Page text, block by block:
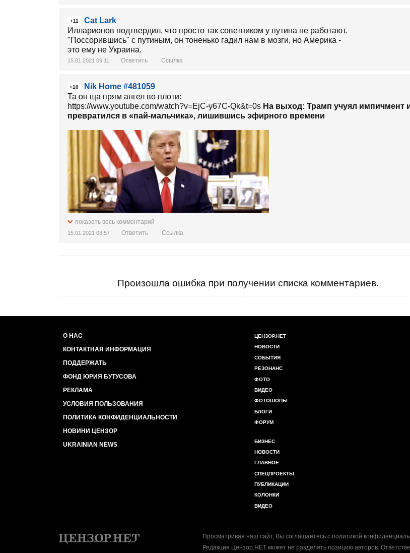
+11
Cat Lark
Илларионов подтвердил, что просто так советником у путина не работают.
"Поссорившись" с путиным, он тоненько гадил нам в мозги, но Америка -
это ему не Украина.
15.01.2021 09:11 Ответить Ссылка
+10
Nik Home #481059
Та он ща прям ангел во плоти:
https://www.youtube.com/watch?v=EjC-y67C-Qk&t=0s На выход: Трамп учуял импичмент
превратился в «пай-мальчика», лишившись эфирного времени
показать весь комментарий
15.01.2021 08:57 Ответить Ссылка
Произошла ошибка при получении списка комментариев.
О НАС
КОНТАКТНАЯ ИНФОРМАЦИЯ
ПОДДЕРЖАТЬ
ФОНД ЮРИЯ БУТУСОВА
РЕКЛАМА
УСЛОВИЯ ПОЛЬЗОВАНИЯ
ПОЛИТИКА КОНФИДЕНЦИАЛЬНОСТИ
НОВИНИ ЦЕНЗОР
UKRAINIAN NEWS
ЦЕНЗОР.НЕТ
НОВОСТИ
СОБЫТИЯ
РЕЗОНАНС
ФОТО
ВИДЕО
ФОТОШОПЫ
БЛОГИ
ФОРУМ
БИЗНЕС
НОВОСТИ
ГЛАВНОЕ
СПЕЦПРОЕКТЫ
ПУБЛИКАЦИИ
КОЛОНКИ
ВИДЕО
Просматривая наш сайт, Вы соглашаетесь с политикой
Редакция Цензор.НЕТ может не разделять позицию авторов.